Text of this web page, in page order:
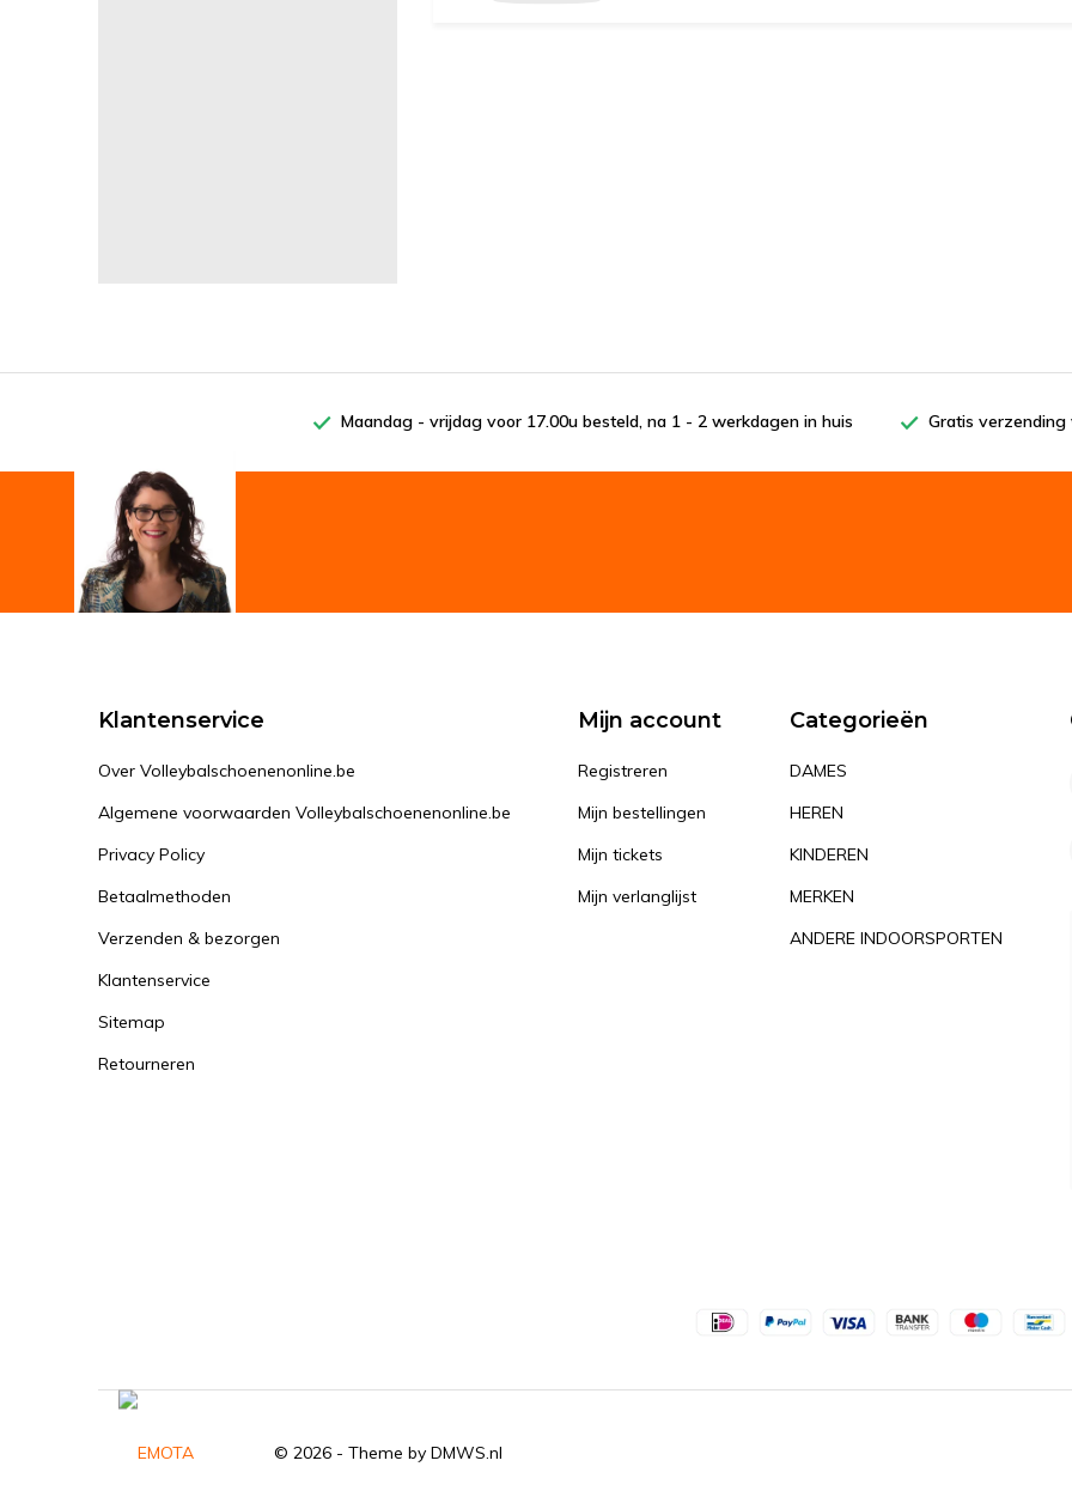
Maandag - vrijdag voor 17.00u besteld, na 1 - 2 werkdagen in huis Gratis
Klantenservice
Over Volleybalschoenenonline.be
Algemene voorwaarden Volleybalschoenenonline.be
Privacy Policy
Betaalmethoden
Verzenden & bezorgen
Klantenservice
Sitemap
Retourneren
Mijn account
Registreren
Mijn bestellingen
Mijn tickets
Mijn verlanglijst
Categorieën
DAMES
HEREN
KINDEREN
MERKEN
ANDERE INDOORSPORTEN
© 2026 - Theme by DMWS.nl